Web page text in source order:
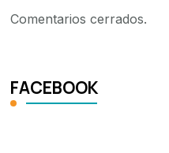
Comentarios cerrados.
FACEBOOK